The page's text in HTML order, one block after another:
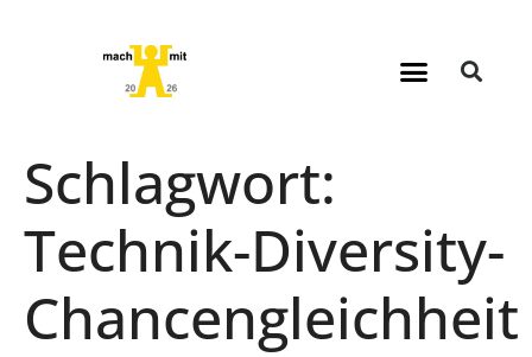
Schlagwort:
Technik-Diversity-
Chancengleichheit